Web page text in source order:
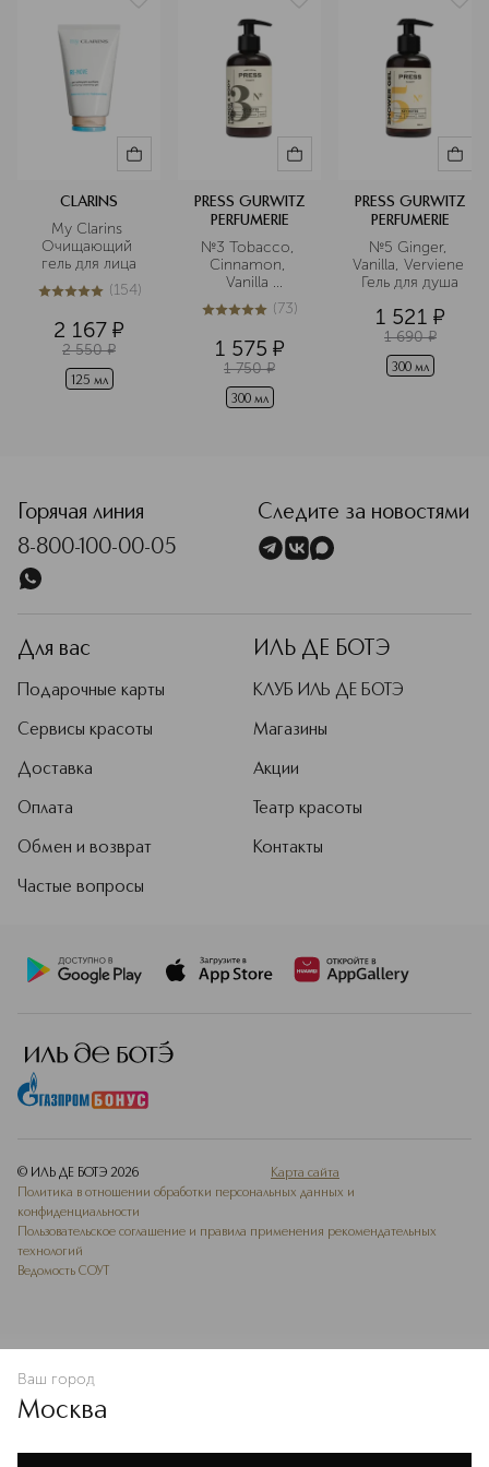
CLARINS
My Clarins
Очищающий
гель для лица
5из 5154 (154)
2 167 ¤
2 550 ¤
125 мл
PRESS GURWITZ
PERFUMERIE
№3 Tobacco,
Cinnamon,
Vanilla
Увлажняющий
лосьон для рук
4.9из573 (73)
1 575 ¤
1 750 ¤
300 мл
PRESS GURWITZ
PERFUMERIE
№5 Ginger,
Vanilla, Verviene
Гель для душа
1 521 ¤
1 690 ¤
300 мл
В КОРЗИНУ
Горячая линия
8-800-100-00-05
Следите за новостями
Для вас
Подарочные карты
Сервисы красоты
Доставка
Оплата
Обмен и возврат
Частые вопросы
ИЛЬ ДЕ БОТЭ
КЛУБ ИЛЬ ДЕ БОТЭ
Магазины
Акции
Театр красоты
Контакты
© ИЛЬ ДЕ БОТЭ 2026
Карта сайта
Политика в отношении обработки персональных данных и
конфиденциальности
Пользовательское соглашение и правила применения рекомендательных
технологий
Ведомость СОУТ
Ваш город
Москва